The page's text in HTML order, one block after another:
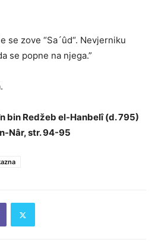
se zove “Sa´ûd“. Nevjerniku
se popne na njega.”
bin Redžeb el-Hanbelî (d. 795)
Nâr, str. 94-95